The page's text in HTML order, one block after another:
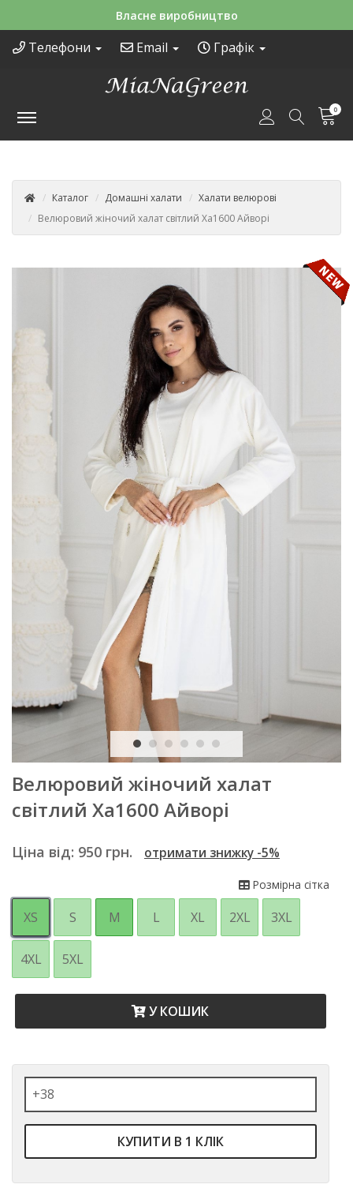
Зручні способи оплати
Телефони Email Графік
0
Каталог Домашні халати
Халати велюрові
Велюровий жіночий халат світлий Ха1600 Айворі
Велюровий жіночий халат
світлий Ха1600 Айворі
Ціна від: 950 грн. отримати знижку -5%
Розмірна сітка
XS S M L XL 2XL 3XL
4XL 5XL
У КОШИК
КУПИТИ В 1 КЛІК